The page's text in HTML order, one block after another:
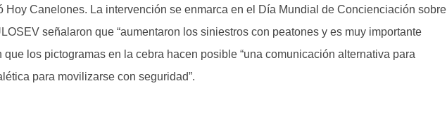
Hoy Canelones. La intervención se enmarca en el Día Mundial de Concienciación sobre
señalaron que “aumentaron los siniestros con peatones y es muy importante
los pictogramas en la cebra hacen posible “una comunicación alternativa para
para movilizarse con seguridad”.